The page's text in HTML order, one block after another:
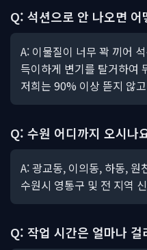
Q: 석션으로 안 나오면 어
A: 이물질이 너무 꽉 끼어
득이하게 변기를 탈거하여
저희는 90% 이상 뜯지 않
Q: 수원 어디까지 오시나
A: 광교동, 이의동, 하동, 원
수원시 영통구 및 전 지역
Q: 작업 시간은 얼마나 걸